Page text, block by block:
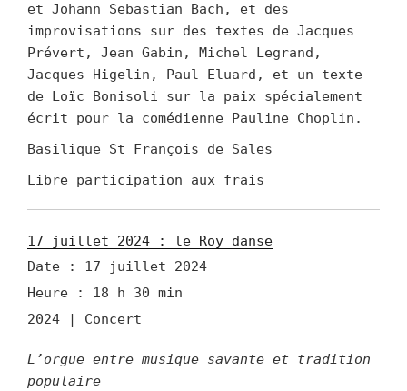
et Johann Sebastian Bach, et des
improvisations sur des textes de Jacques
Prévert, Jean Gabin, Michel Legrand,
Jacques Higelin, Paul Eluard, et un texte
de Loïc Bonisoli sur la paix spécialement
écrit pour la comédienne Pauline Choplin.
Basilique St François de Sales
Libre participation aux frais
17 juillet 2024 : le Roy danse
Date : 17 juillet 2024
Heure : 18 h 30 min
2024 | Concert
L’orgue entre musique savante et tradition
populaire